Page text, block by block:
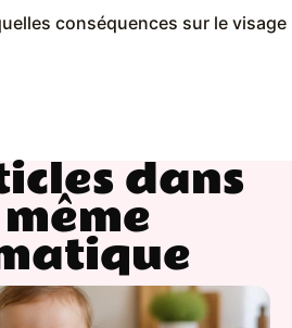
conséquences sur le visage
dans